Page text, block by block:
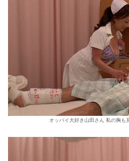
オッパイ大好き山田さん 私の胸も